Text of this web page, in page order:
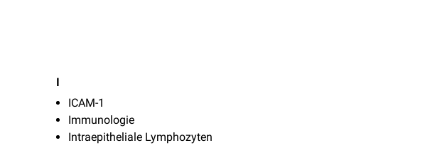
I
ICAM-1
Immunologie
Intraepitheliale Lymphozyten